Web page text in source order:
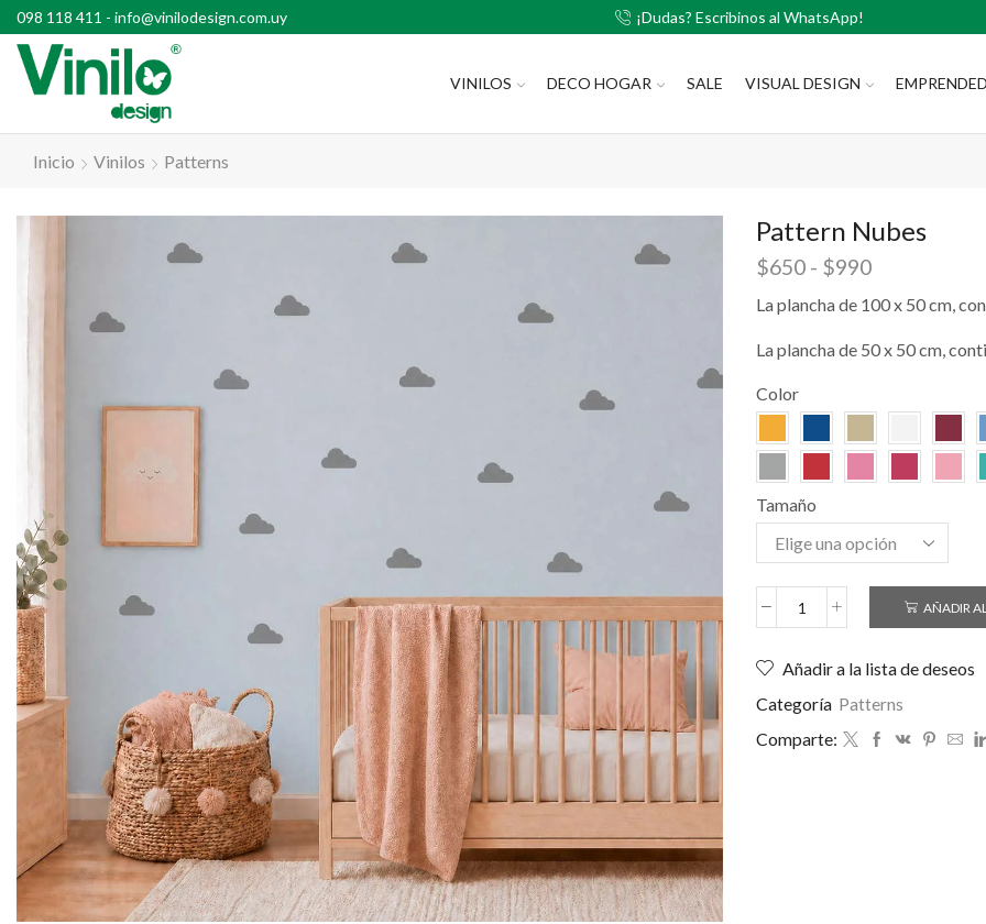
098 118 411 - info@vinilodesign.com.uy
con compras superiores a $2500 ¡Dudas? Escribinos al WhatsApp!
VINILOS DECO HOGAR SALE VISUAL DESIGN
Inicio Vinilos Patterns
Pattern Nubes
$650 - $990
La plancha de 100 x 50 cm,
La plancha de 50 x 50 cm,
Color
Tamaño
AÑADIR
Añadir a la lista de deseos
Categoría Patterns
Comparte: